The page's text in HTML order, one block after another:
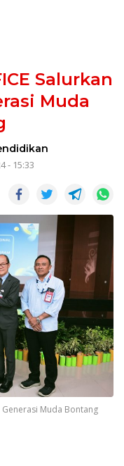
Salurkan
Muda
- 15:33
Generasi Muda Bontang